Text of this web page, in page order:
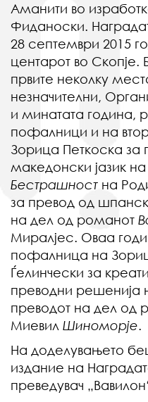
Аманити во
Фиданоски.
28 септември 2015
центарот во Скопје.
првите неколку
незначителни,
и минатата година,
пофалници и на
Зорица Петкоска за
македонски јазик
Бестрашност на
за превод од
на дел од романот
Миралјес. Оваа
пофалница на
Ѓелинчески за
преводни решенија
преводот на дел од
Миевил Шиноморје.
На доделувањето
издание на
преведувач